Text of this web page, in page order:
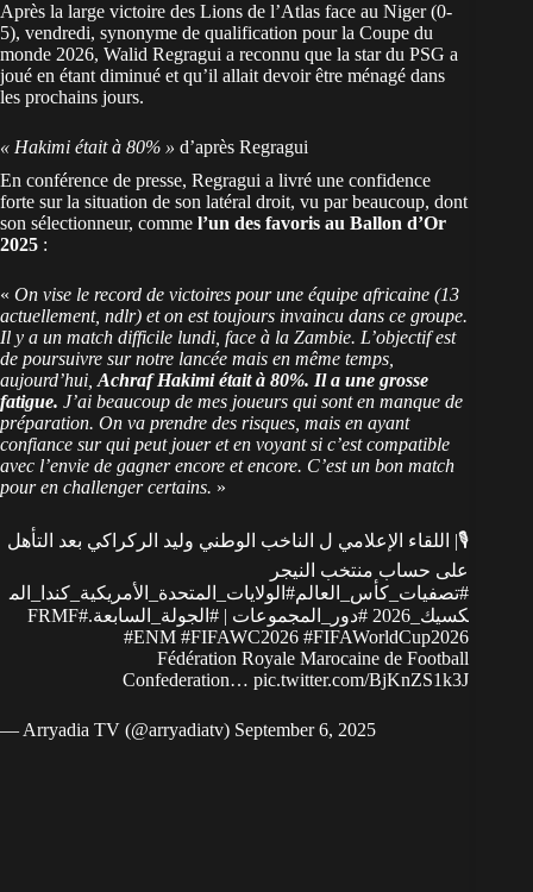
Après la large victoire des Lions de l’Atlas face au Niger (0-
5), vendredi, synonyme de qualification pour la Coupe du
monde 2026, Walid Regragui a reconnu que la star du PSG a
joué en étant diminué et qu’il allait devoir être ménagé dans
les prochains jours.
« Hakimi était à 80% » d’après Regragui
En conférence de presse, Regragui a livré une confidence
forte sur la situation de son latéral droit, vu par beaucoup, dont
son sélectionneur, comme l’un des favoris au Ballon d’Or
2025 :
« On vise le record de victoires pour une équipe africaine (13
actuellement, ndlr) et on est toujours invaincu dans ce groupe.
Il y a un match difficile lundi, face à la Zambie. L’objectif est
de poursuivre sur notre lancée mais en même temps,
aujourd’hui, Achraf Hakimi était à 80%. Il a une grosse
fatigue. J’ai beaucoup de mes joueurs qui sont en manque de
préparation. On va prendre des risques, mais en ayant
confiance sur qui peut jouer et en voyant si c’est compatible
avec l’envie de gagner encore et encore. C’est un bon match
pour en challenger certains. »
🎙️| اللقاء الإعلامي ل الناخب الوطني وليد الركراكي بعد التأهل
على حساب منتخب النيجر
#تصفيات_كأس_العالم#الولايات_المتحدة_الأمريكية_كندا_الم
كسيك_2026
#دور_المجموعات | #الجولة_السابعة.
#FRMF
#ENM #FIFAWC2026 #FIFAWorldCup2026
Fédération Royale Marocaine de Football
Confederation…pic.twitter.com/BjKnZS1k3J
— Arryadia TV (@arryadiatv) September 6, 2025